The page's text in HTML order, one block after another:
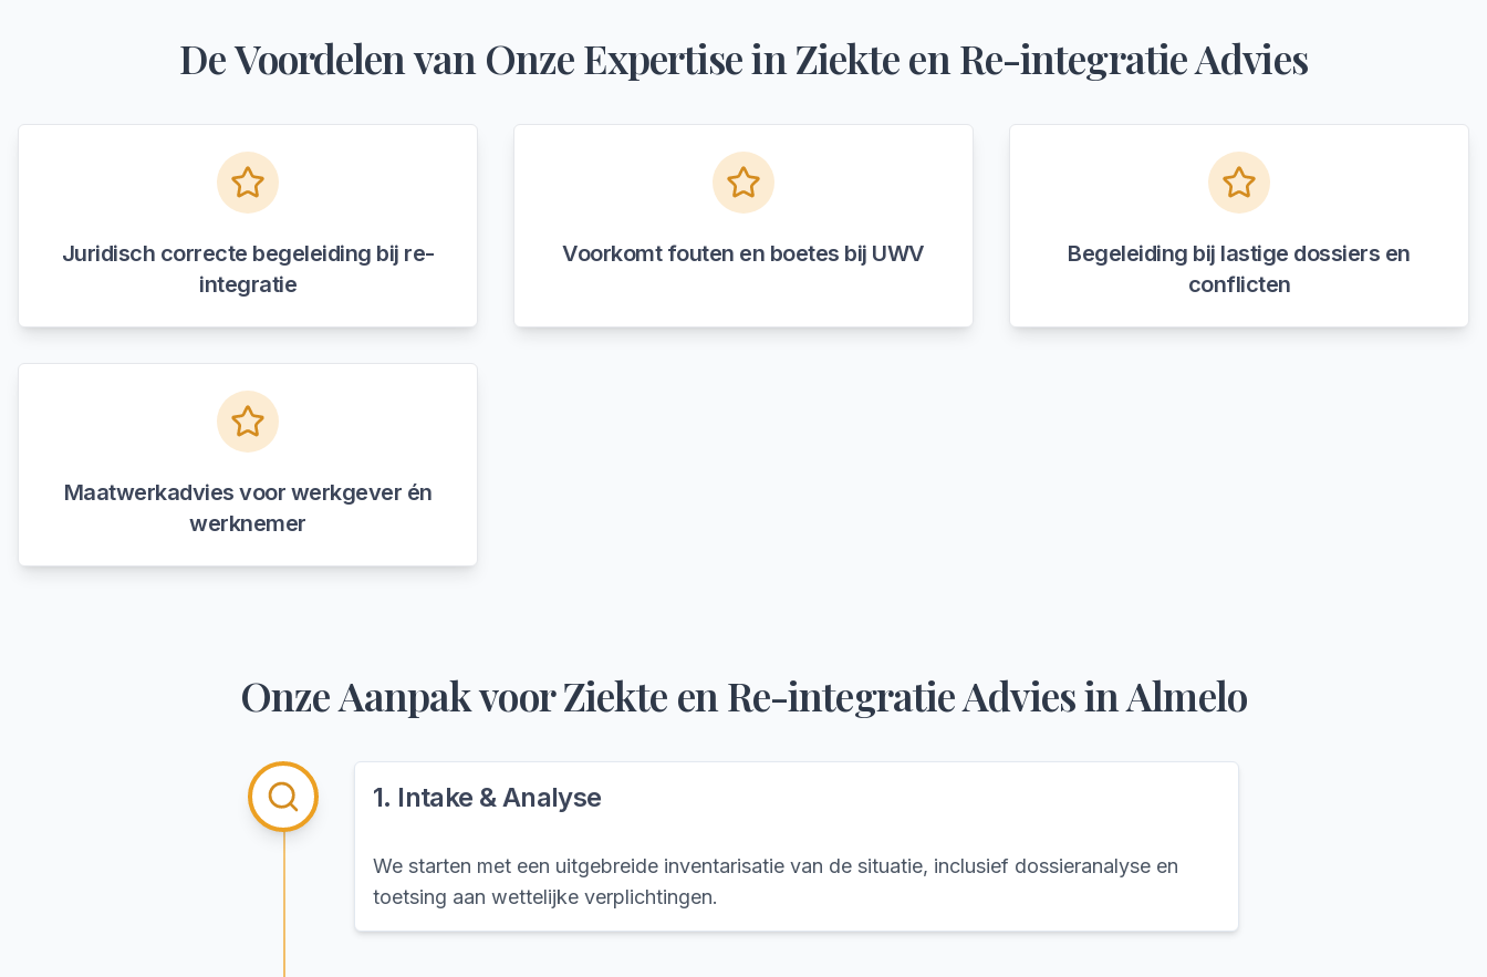
De Voordelen van Onze Expertise in Ziekte en Re-integratie Advies
Juridisch correcte begeleiding bij re-
integratie
Voorkomt fouten en boetes bij UWV
Begeleiding bij lastige dossiers en
conflicten
Maatwerkadvies voor werkgever én
werknemer
Onze Aanpak voorZiekte en Re-integratie AdviesinAlmelo
1. Intake & Analyse
We starten met een uitgebreide inventarisatie van de situatie, inclusief dossieranalyse en
toetsing aan wettelijke verplichtingen.